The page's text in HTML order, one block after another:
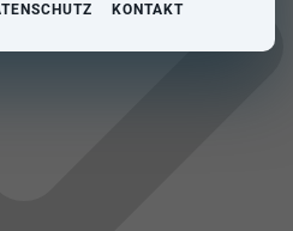
KONTAKT